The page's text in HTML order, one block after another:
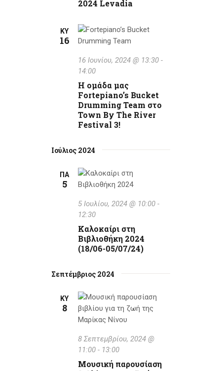
2024 Levadia
ΚΥ
16
Η ομάδα μας
Fortepiano’s Bucket
Drumming Team στο
Town By The River
Festival 3!
16 Ιουνίου, 2024 @ 13:30-
14:00
Ιούλιος 2024
ΠΑ
5
Καλοκαίρι στη
Βιβλιοθήκη 2024
(18/06-05/07/24)
5 Ιουλίου, 2024 @ 10:00-
12:30
Σεπτέμβριος 2024
ΚΥ
8
Μουσική παρουσίαση
8 Σεπτεμβρίου, 2024 @
11:00- 13:00